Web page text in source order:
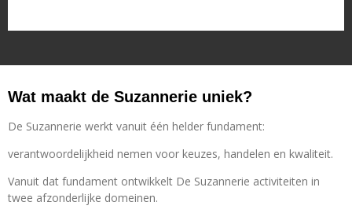
Wat maakt de Suzannerie uniek?
De Suzannerie werkt vanuit één helder fundament:
verantwoordelijkheid nemen voor keuzes, handelen en kwaliteit.
Vanuit dat fundament ontwikkelt De Suzannerie activiteiten in
twee afzonderlijke domeinen.